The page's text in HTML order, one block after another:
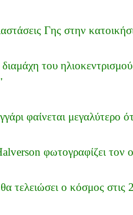
Γης στην
του
φαίνεται μεγαλύτερο
φωτογραφίζει τον
τελειώσει ο κόσμος